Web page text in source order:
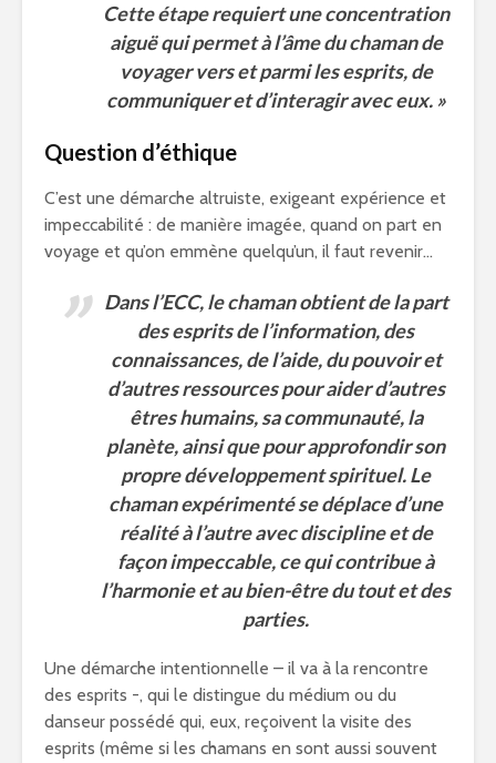
Cette étape requiert une concentration
aiguë qui permet à l’âme du chaman de
voyager vers et parmi les esprits, de
communiquer et d’interagir avec eux. »
Question d’éthique
C’est une démarche altruiste, exigeant expérience et
impeccabilité : de manière imagée, quand on part en
voyage et qu’on emmène quelqu’un, il faut revenir…
Dans l’ECC, le chaman obtient de la part
des esprits de l’information, des
connaissances, de l’aide, du pouvoir et
d’autres ressources pour aider d’autres
êtres humains, sa communauté, la
planète, ainsi que pour approfondir son
propre développement spirituel. Le
chaman expérimenté se déplace d’une
réalité à l’autre avec discipline et de
façon impeccable, ce qui contribue à
l’harmonie et au bien-être du tout et des
parties.
Une démarche intentionnelle – il va à la rencontre
des esprits -, qui le distingue du médium ou du
danseur possédé qui, eux, reçoivent la visite des
esprits (même si les chamans en sont aussi souvent